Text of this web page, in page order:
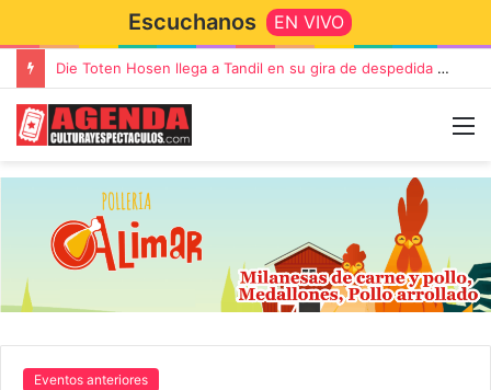
Escuchanos EN VIVO
Die Toten Hosen llega a Tandil en su gira de despedida «Fútbol, Asado, Vino y Adiós Amigos»
Eventos anteriores